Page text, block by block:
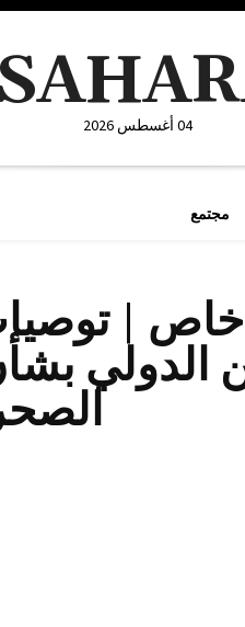
04 أغسطس 2026
مجتمع
خاص |
الدولي